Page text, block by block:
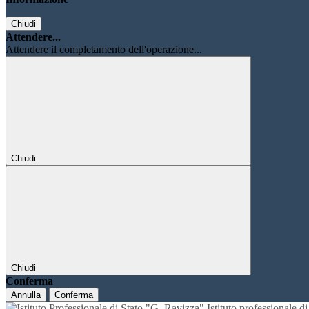
Chiudi
Attendere...
Attendere il completamento dell'operazione...
Chiudi
Chiudi
Conferma
Annulla Conferma